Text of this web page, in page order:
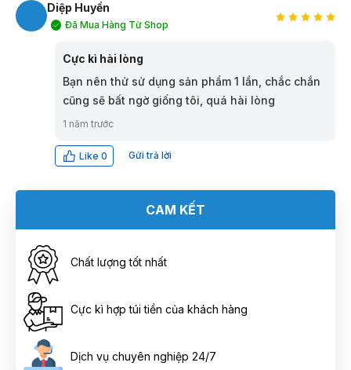
Diệp Huyền
Đã Mua Hàng Từ Shop
Cực kì hài lòng
Bạn nên thử sử dụng sản phẩm 1 lần, chắc chắn
cũng sẽ bất ngờ giống tôi, quá hài lòng
1 năm trước
Like 0 Gửi trả lời
CAM KẾT
Chất lượng tốt nhất
Cực kì hợp túi tiền của khách hàng
Dịch vụ chuyên nghiệp 24/7